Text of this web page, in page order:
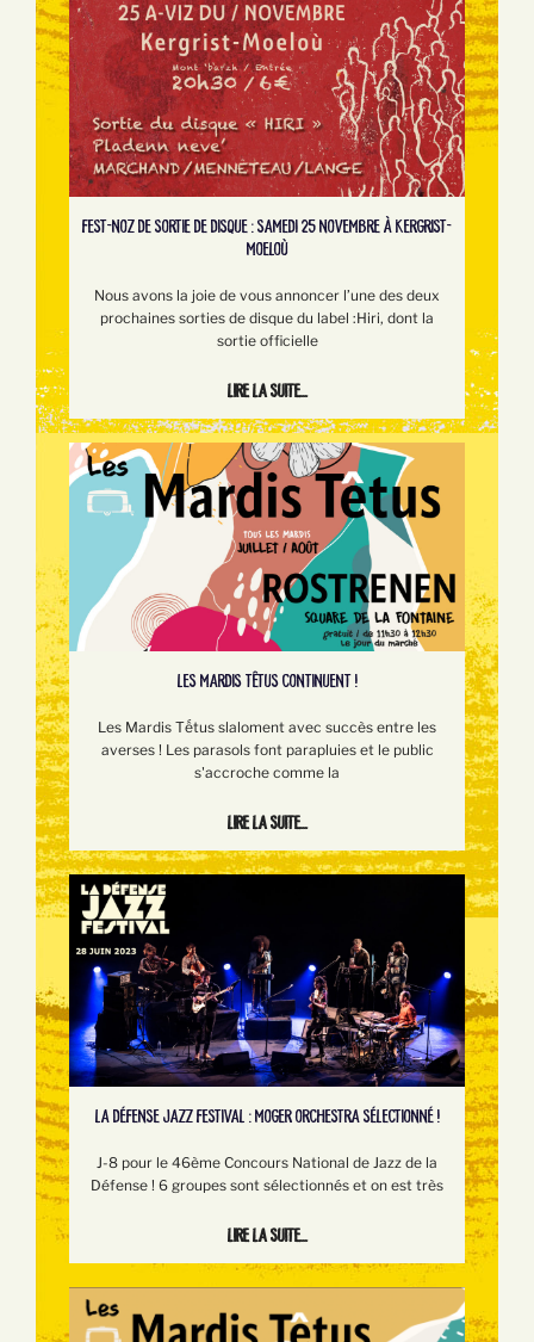
FEST-NOZ DE SORTIE DE DISQUE : SAMEDI 25 NOVEMBRE À KERGRIST-
MOELOÙ
Nous avons la joie de vous annoncer l’une des deux
prochaines sorties de disque du label :Hiri, dont la
sortie officielle
Lire la suite...
LES MARDIS TÊTUS CONTINUENT !
Les Mardis Tếtus slaloment avec succès entre les
averses ! Les parasols font parapluies et le public
s'accroche comme la
Lire la suite...
LA DÉFENSE JAZZ FESTIVAL : MOGER ORCHESTRA SÉLECTIONNÉ !
J-8 pour le 46ème Concours National de Jazz de la
Défense ! 6 groupes sont sélectionnés et on est très
Lire la suite...